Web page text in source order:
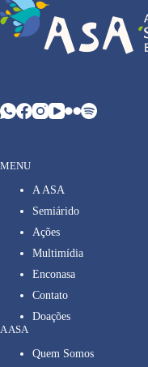
MENU
A ASA
Semiárido
Ações
Multimídia
Enconasa
Contato
Doações
A ASA
Quem Somos